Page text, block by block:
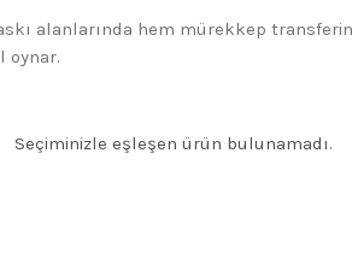
alanlarında hem mürekkep
oynar.
Seçiminizle eşleşen ürün bulunamadı.